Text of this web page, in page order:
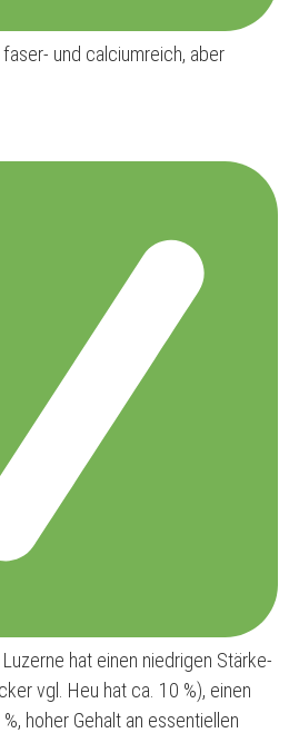
und calciumreich, aber
Luzerne hat einen niedrigen Stärke-
vgl. Heu hat ca. 10 %), einen
hoher Gehalt an essentiellen